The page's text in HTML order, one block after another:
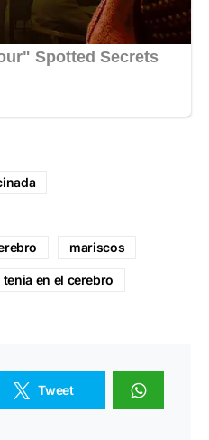
mariscos
tenia en el cerebro
Tweet